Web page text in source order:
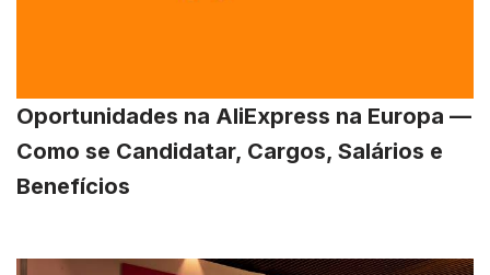
Oportunidades na AliExpress na Europa —
Como se Candidatar, Cargos, Salários e
Benefícios